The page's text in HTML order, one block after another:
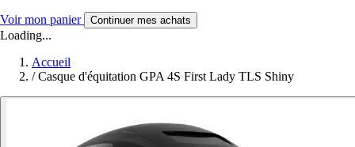
Voir mon panier Continuer mes achats
Loading...
Accueil
/ Casque d'équitation GPA 4S First Lady TLS Shiny